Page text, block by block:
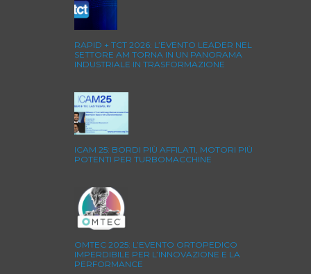
RAPID + TCT 2026: L’EVENTO LEADER NEL
SETTORE AM TORNA IN UN PANORAMA
INDUSTRIALE IN TRASFORMAZIONE
ICAM 25: BORDI PIÙ AFFILATI, MOTORI PIÙ
POTENTI PER TURBOMACCHINE
OMTEC 2025: L’EVENTO ORTOPEDICO
IMPERDIBILE PER L’INNOVAZIONE E LA
PERFORMANCE